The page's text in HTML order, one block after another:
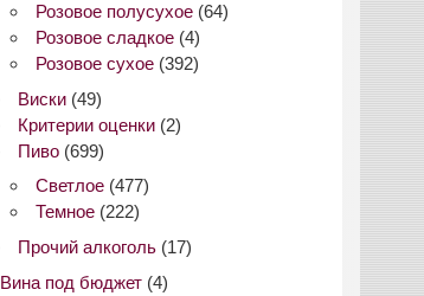
Розовое полусухое (64)
Розовое сладкое (4)
Розовое сухое (392)
Виски (49)
Критерии оценки (2)
Пиво (699)
Светлое (477)
Темное (222)
Прочий алкоголь (17)
Вина под бюджет (4)